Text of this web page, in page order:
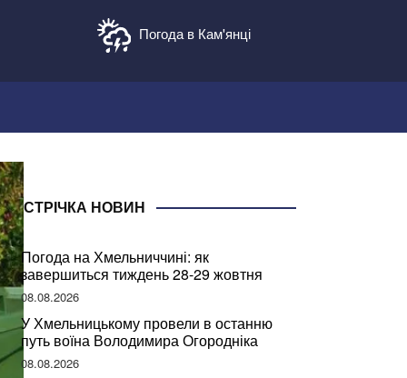
Погода в Кам'янці
СТРІЧКА НОВИН
Погода на Хмельниччині: як
завершиться тиждень 28-29 жовтня
08.08.2026
У Хмельницькому провели в останню
путь воїна Володимира Огородніка
08.08.2026